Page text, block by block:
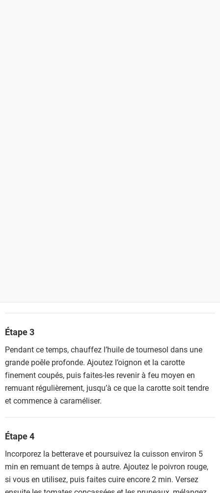
Étape 3
Pendant ce temps, chauffez l’huile de tournesol dans une
grande poêle profonde. Ajoutez l’oignon et la carotte
finement coupés, puis faites-les revenir à feu moyen en
remuant régulièrement, jusqu’à ce que la carotte soit tendre
et commence à caraméliser.
Étape 4
Incorporez la betterave et poursuivez la cuisson environ 5
min en remuant de temps à autre. Ajoutez le poivron rouge,
si vous en utilisez, puis faites cuire encore 2 min. Versez